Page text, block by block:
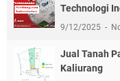
Technologi
9/12/2025
Jual Tanah
Kaliurang